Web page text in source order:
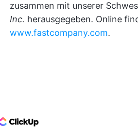
zusammen mit unserer
Inc. herausgegeben. Online
www.fastcompany.com.
Logo